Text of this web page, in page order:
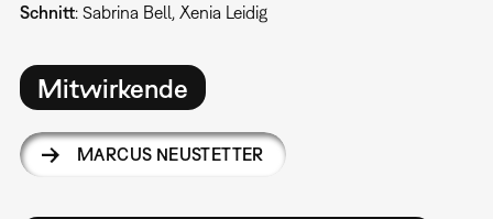
Schnitt: Sabrina Bell, Xenia Leidig
Mitwirkende
MARCUS NEUSTETTER